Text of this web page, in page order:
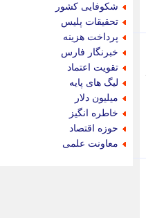
شکوفایی کشور
تحقیقات پلیس
پرداخت هزینه
خبرنگار فارس
تقویت اعتماد
لیگ های پایه
میلیون دلار
خاطره انگیز
حوزه اقتصاد
معاونت علمی